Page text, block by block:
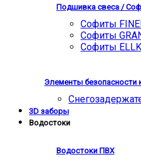
Подшивка свеса /
Софиты
Софиты
Софиты
Элементы безопасности
3D заборы
Водостоки
Водостоки ПВХ